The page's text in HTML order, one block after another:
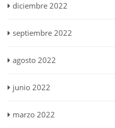
diciembre 2022
septiembre 2022
agosto 2022
junio 2022
marzo 2022